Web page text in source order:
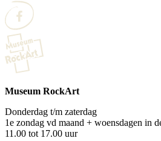
Museum RockArt
Donderdag t/m zaterdag
1e zondag vd maand + woensdagen in
11.00 tot 17.00 uur